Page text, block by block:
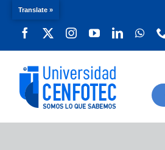
Translate »